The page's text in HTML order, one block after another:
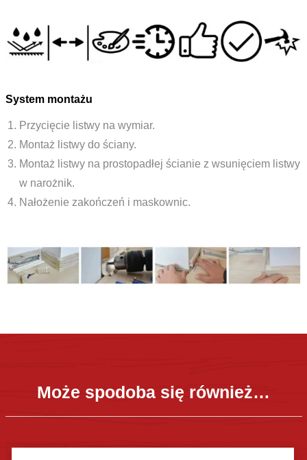
System montażu
Przycięcie listwy na wymiar.
Montaż listwy do ściany.
Montaż listwy na prostopadłej ścianie z wsunięciem listwy
w narożnik.
Nałożenie zakończeń i maskownic.
Może spodoba się również…